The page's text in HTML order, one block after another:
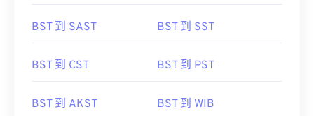
BST 到 SAST BST 到 SST
BST 到 CST BST 到 PST
BST 到 AKST BST 到 WIB